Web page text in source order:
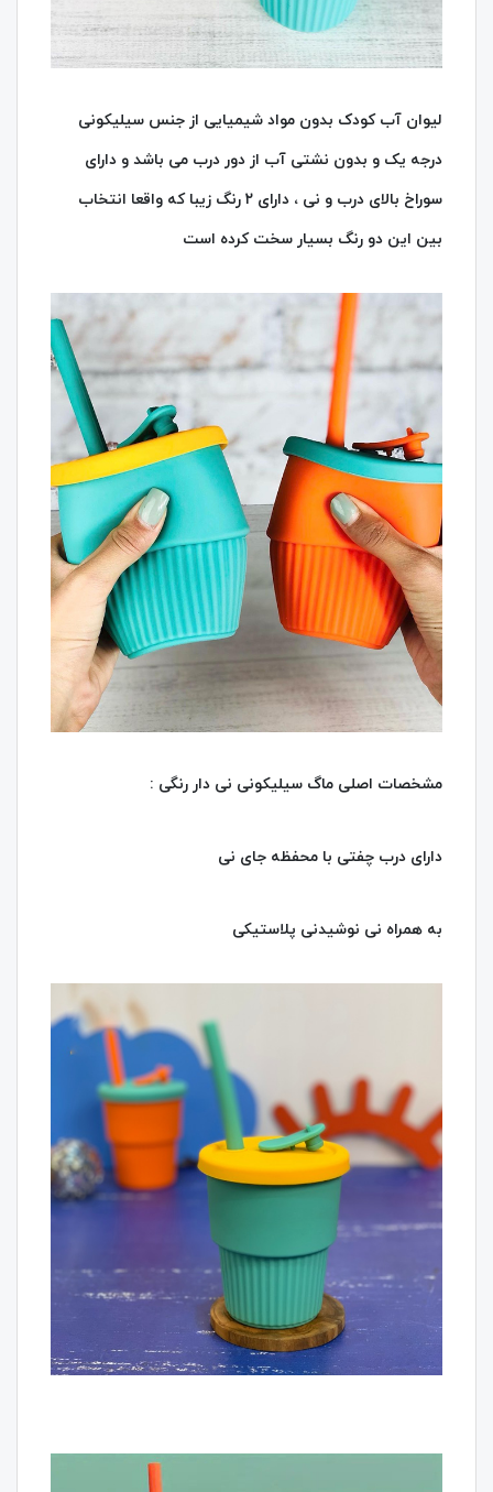
لیوان آب کودک بدون مواد شیمیایی از جنس سیلیکونی
درجه یک و بدون نشتی آب از دور درب می باشد و دارای
سوراخ بالای درب و نی ، دارای ۲ رنگ زیبا که واقعا انتخاب
بین این دو رنگ بسیار سخت کرده است
مشخصات اصلی ماگ سیلیکونی نی دار رنگی :
دارای درب چفتی با محفظه جای نی
به همراه نی نوشیدنی پلاستیکی